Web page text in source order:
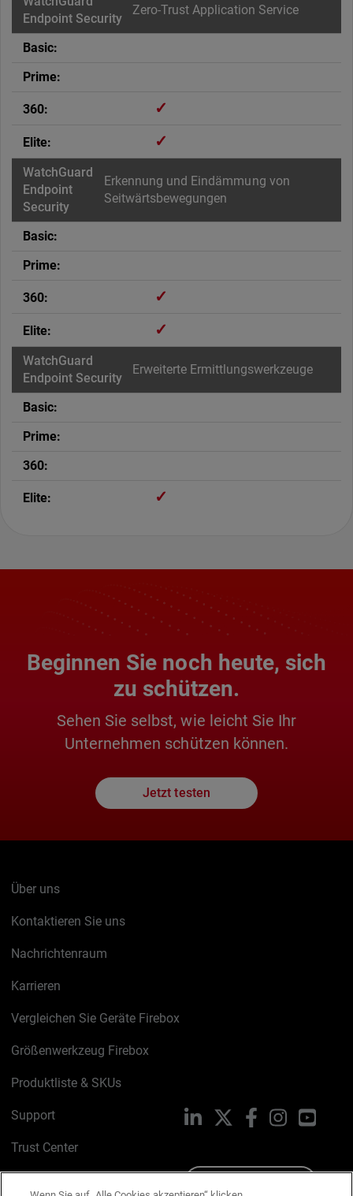
Zero-Trust Application Service
✓
✓
Erkennung und Eindämmung von
Seitwärtsbewegungen
✓
✓
Erweiterte Ermittlungswerkzeuge
✓
Beginnen Sie noch heute, sich
zu schützen.
Sehen Sie selbst, wie leicht Sie Ihr
Unternehmen schützen können.
Jetzt testen
Über uns
Kontaktieren Sie uns
Nachrichtenraum
Karrieren
Vergleichen Sie Geräte Firebox
Größenwerkzeug Firebox
Produktliste & SKUs
Support
Trust Center
LinkedIn FacebookInstagram